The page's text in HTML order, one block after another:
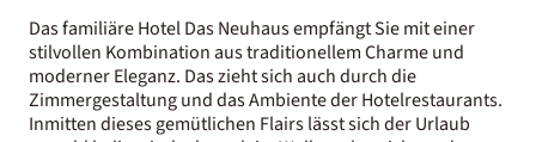
Das familiäre Hotel Das Neuhaus empfängt Sie mit einer
stilvollen Kombination aus traditionellem Charme und
moderner Eleganz. Das zieht sich auch durch die
Zimmergestaltung und das Ambiente der Hotelrestaurants.
Inmitten dieses gemütlichen Flairs lässt sich der Urlaub